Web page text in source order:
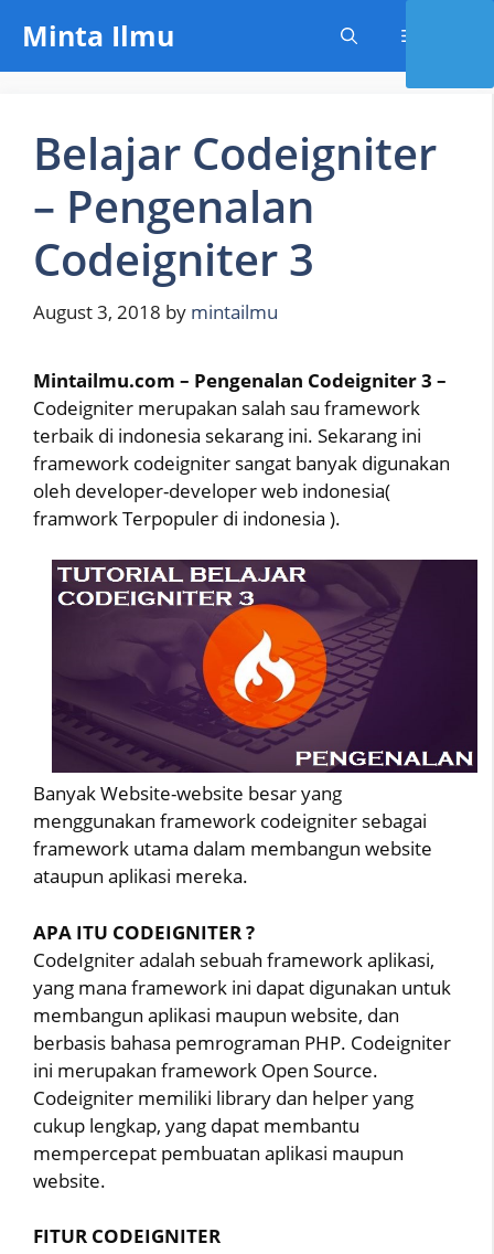
content
Minta Ilmu
Belajar Codeigniter
– Pengenalan
Codeigniter 3
August 3, 2018 by mintailmu
Mintailmu.com – Pengenalan Codeigniter 3 –
Codeigniter merupakan salah sau framework
terbaik di indonesia sekarang ini. Sekarang ini
framework codeigniter sangat banyak digunakan
oleh developer-developer web indonesia(
framwork Terpopuler di indonesia ).
Banyak Website-website besar yang
menggunakan framework codeigniter sebagai
framework utama dalam membangun website
ataupun aplikasi mereka.
APA ITU CODEIGNITER ?
CodeIgniter adalah sebuah framework aplikasi,
yang mana framework ini dapat digunakan untuk
membangun aplikasi maupun website, dan
berbasis bahasa pemrograman PHP. Codeigniter
ini merupakan framework Open Source.
Codeigniter memiliki library dan helper yang
cukup lengkap, yang dapat membantu
mempercepat pembuatan aplikasi maupun
website.
FITUR CODEIGNITER